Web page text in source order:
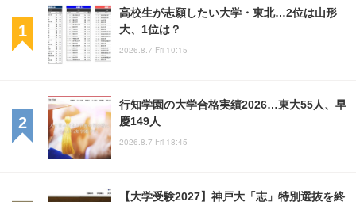
高校生が志願したい大学・東北…2位は山形
大、1位は？
2026.8.7 Fri 10:15
行知学園の大学合格実績2026…東大55人、早
慶149人
2026.8.7 Fri 18:45
【大学受験2027】神戸大「志」特別選抜を終